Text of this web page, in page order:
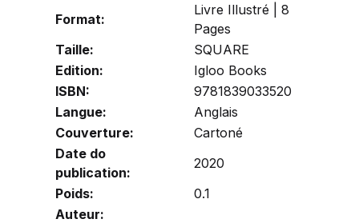
Format:
Livre Illustré | 8
Pages
Taille:
SQUARE
Edition:
Igloo Books
ISBN:
9781839033520
Langue:
Anglais
Couverture:
Cartoné
Date do
publication:
2020
Poids:
0.1
Auteur: